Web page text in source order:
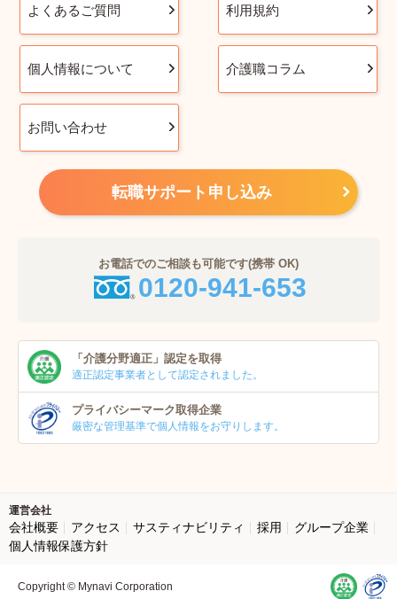
よくあるご質問 利用規約
個人情報について 介護職コラム
お問い合わせ
転職サポート申し込み
お電話でのご相談も可能です(携帯 OK)
0120-941-653
「介護分野適正」 認定を取得
適正認定事業者として認定されました。
プライバシーマーク取得企業
厳密な管理基準で個人情報をお守りします。
運営会社
会社概要 アクセス サスティナビリティ 採用
グループ企業
個人情報保護方針
Copyright © Mynavi Corporation